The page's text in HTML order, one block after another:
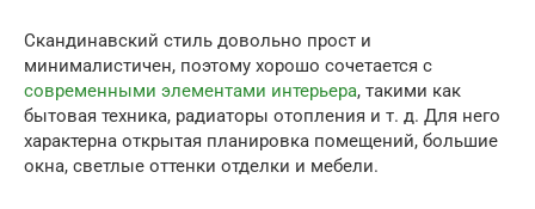
Скандинавский стиль довольно прост и
минималистичен, поэтому хорошо сочетается с
современными элементами интерьера, такими как
бытовая техника, радиаторы отопления и т. д. Для него
характерна открытая планировка помещений, большие
окна, светлые оттенки отделки и мебели.